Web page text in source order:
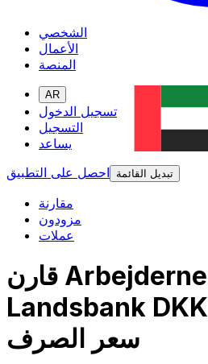
الشخصي
الأعمال
المنصة
AR
تسجيل الدخول
التسجيل
يساعد
احصل على التطبيق
تبديل القائمة
مقارنة
مزودون
عملات
قارن Arbejdernes
Landsbank DKK إلى CAD
سعر الصرف